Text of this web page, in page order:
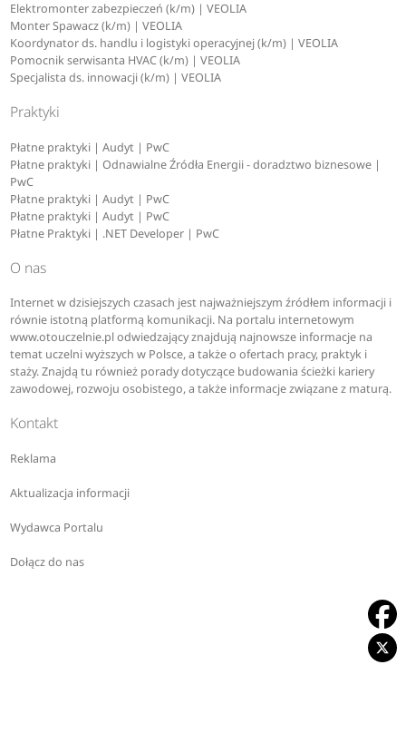
Elektromonter zabezpieczeń (k/m) | VEOLIA
Monter Spawacz (k/m) | VEOLIA
Koordynator ds. handlu i logistyki operacyjnej (k/m) | VEOLIA
Pomocnik serwisanta HVAC (k/m) | VEOLIA
Specjalista ds. innowacji (k/m) | VEOLIA
Praktyki
Płatne praktyki | Audyt | PwC
Płatne praktyki | Odnawialne Źródła Energii - doradztwo biznesowe |
PwC
Płatne praktyki | Audyt | PwC
Płatne praktyki | Audyt | PwC
Płatne Praktyki | .NET Developer | PwC
O nas
Internet w dzisiejszych czasach jest najważniejszym źródłem informacji i
równie istotną platformą komunikacji. Na portalu internetowym
www.otouczelnie.pl odwiedzający znajdują najnowsze informacje na
temat uczelni wyższych w Polsce, a także o ofertach pracy, praktyk i
staży. Znajdą tu również porady dotyczące budowania ścieżki kariery
zawodowej, rozwoju osobistego, a także informacje związane z maturą.
Kontakt
Reklama
Aktualizacja informacji
Wydawca Portalu
Dołącz do nas